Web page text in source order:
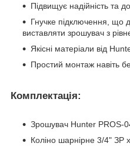
Підвищує надійність та
Гнучке підключення, що
виставляти зрошувач з
Якісні матеріали від
Простий монтаж навіть
Комплектація:
Зрошувач Hunter PROS-
Коліно шарнірне 3/4" ЗР